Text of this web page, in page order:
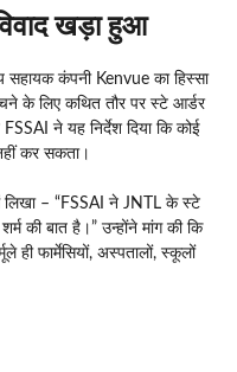
खड़ा हुआ
कंपनी Kenvue का हिस्सा
के लिए कथित तौर पर स्टे आर्डर
ने यह निर्देश दिया कि कोई
कर सकता।
– “FSSAI ने JNTL के स्टे
की बात है।” उन्होंने मांग की कि
फार्मेसियों, अस्पतालों, स्कूलों